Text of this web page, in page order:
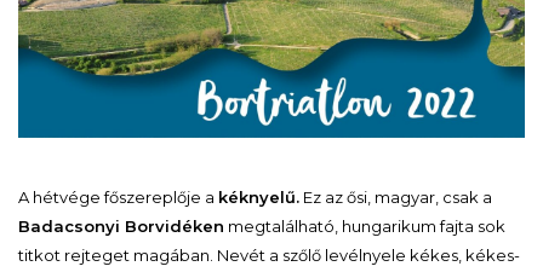
A hétvége főszereplője a kéknyelű. Ez az ősi, magyar, csak a
Badacsonyi Borvidéken megtalálható, hungarikum fajta sok
titkot rejteget magában. Nevét a szőlő levélnyele kékes, kékes-